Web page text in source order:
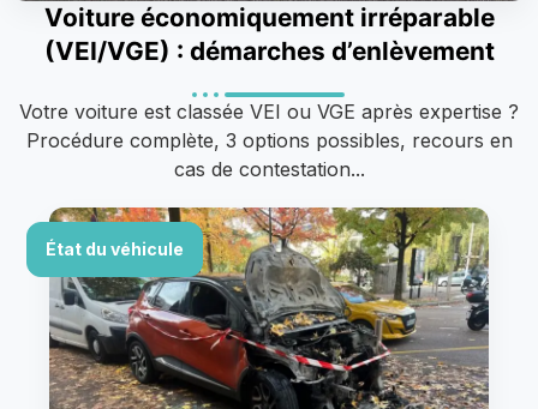
Voiture économiquement irréparable
(VEI/VGE) : démarches d’enlèvement
Votre voiture est classée VEI ou VGE après expertise ?
Procédure complète, 3 options possibles, recours en
cas de contestation...
État du véhicule